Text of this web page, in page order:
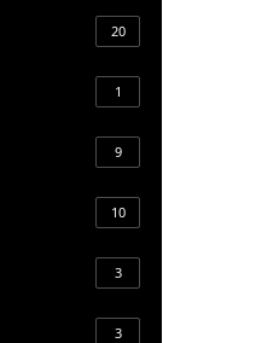
20
1
9
10
3
3